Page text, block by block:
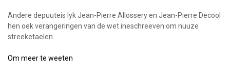
Andere depuuteis lyk Jean-Pierre Allossery en Jean-Pierre Decool
hen oek verangeringen van de wet ineschreeven om nuuze
streeketaelen.
Om meer te weeten